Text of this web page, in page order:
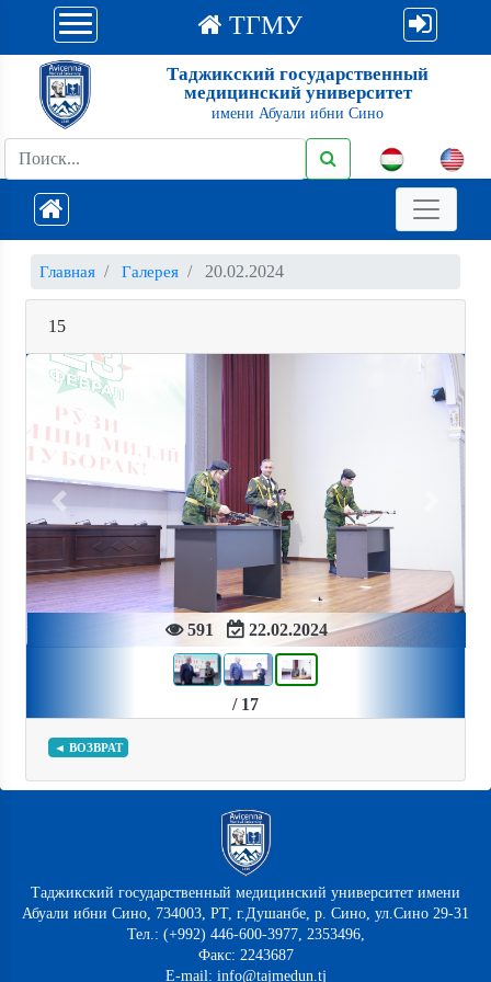
ТГМУ
Таджикский государственный
медицинский университет
имени Абуали ибни Сино
Главная Галерея 20.02.2024
15
591 22.02.2024
Previous
/ 17
◄ ВОЗВРАТ
Таджикский государственный медицинский университет имени
Абуали ибни Сино, 734003, РТ, г.Душанбе, р. Сино, ул.Сино 29-31
Тел.: (+992) 446-600-3977, 2353496,
Факс: 2243687
E-mail: info@tajmedun.tj